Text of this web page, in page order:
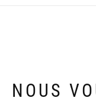
NOUS